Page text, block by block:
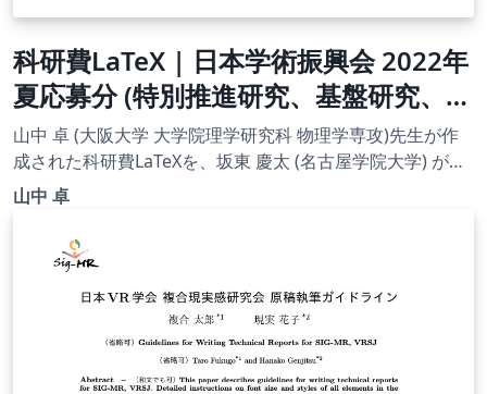
科研費LaTeX | 日本学術振興会 2022年
夏応募分 (特別推進研究、基盤研究、挑
戦的研究、若手研究) | 基盤研究（S）
| 2022.10.26
山中 卓 (大阪大学 大学院理学研究科 物理学専攻)先生が作
成された科研費LaTeXを、坂東 慶太 (名古屋学院大学) が了
承を得てテンプレート登録しています。 詳細はこちら↓を
u.ac.jp/~taku/kakenhiLaTeX/
山中 卓